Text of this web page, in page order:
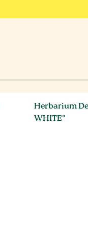
Herbarium
WHITE"